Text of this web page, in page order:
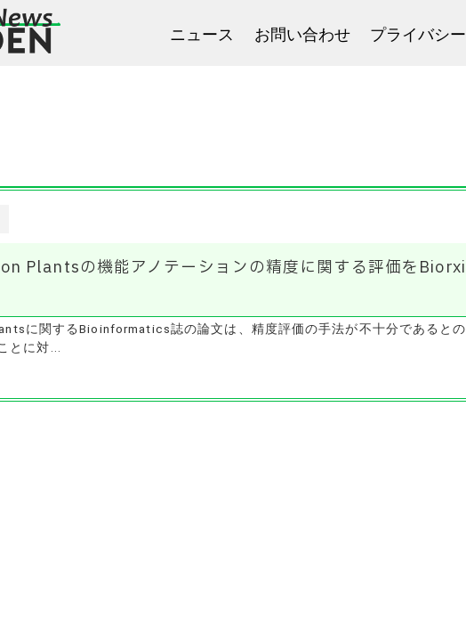
ニュース お問い合わせ プライバシ
Plantsの機能アノテーションの精度に関する評価を
に関するBioinformatics誌の論文は、精度評価の手法が不十分であると
とに対...